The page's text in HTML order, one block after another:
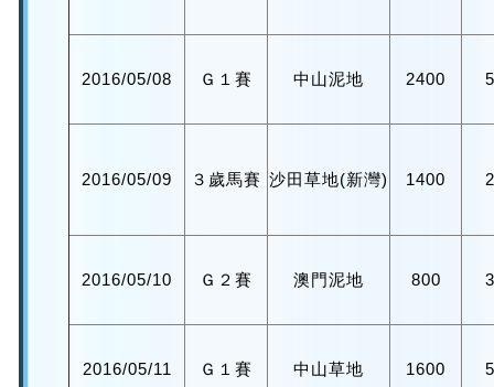
2016/05/08 Ｇ１賽 中山泥地 2400
2016/05/09 ３歲馬賽 沙田草地(新灣) 1400
2016/05/10 Ｇ２賽 澳門泥地 800
2016/05/11 Ｇ１賽 中山草地 1600